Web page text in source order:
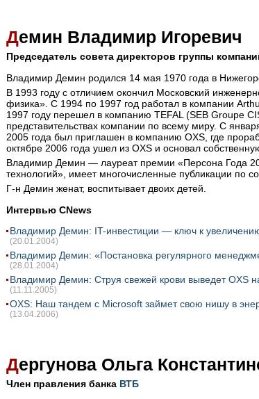
Демин Владимир Игоревич
Председатель совета директоров группы
Владимир Демин родился 14 мая 1970 года в
В 1993 году с отличием окончил Московский
физика». С 1994 по 1997 год работал в компании
1997 году перешел в компанию TEFAL (SEB Groupe
представительствах компании по всему миру. С
2005 года был приглашен в компанию OXS, где
октябре 2006 года ушел из OXS и основал
Владимир Демин — лауреат премии «Персона Года
технологий», имеет многочисленные публикации по
Г-н Демин женат, воспитывает двоих детей.
Интервью CNews
Владимир Демин: IT-инвестиции — ключ к
(20.01.2004)
Владимир Демин: «Постановка регулярного
(28.01.2004)
Владимир Демин: Струя свежей крови выведет OXS
(11.11.2005)
OXS: Наш тандем с Microsoft займет свою нишу в
(13.04.2006)
Дергунова Ольга
Член правления банка ВТБ